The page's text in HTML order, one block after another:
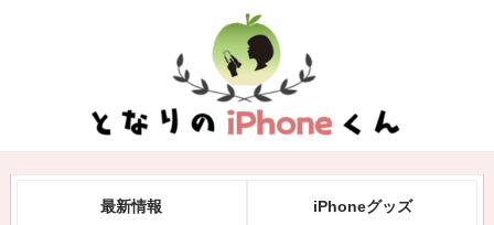
最新情報 iPhoneグッズ